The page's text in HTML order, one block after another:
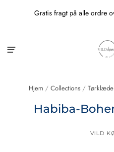
Gratis fragt på alle ordre
Hjem / Collections /
Habiba-
VILD